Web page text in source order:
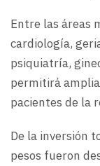
Entre las áreas
cardiología,
psiquiatría,
permitirá
pacientes de la
De la inversión
pesos fueron